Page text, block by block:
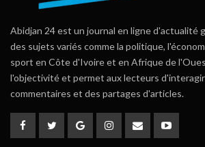
Abidjan 24 est un journal en ligne d'actualité
des sujets variés comme la politique,
sport en Côte d'Ivoire et en Afrique de
l'objectivité et permet aux lecteurs
commentaires et des partages d'articles.